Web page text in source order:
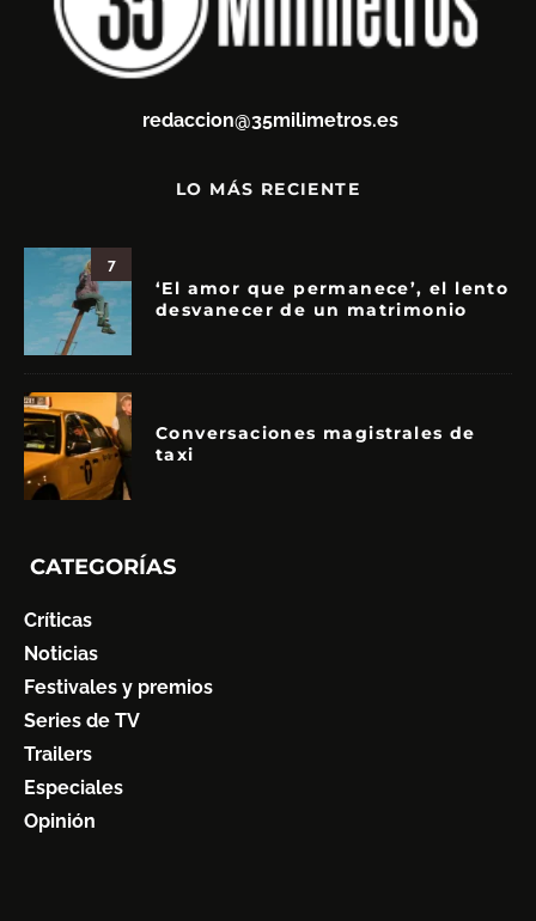
redaccion@35milimetros.es
LO MÁS RECIENTE
7
‘El amor que permanece’, el lento
desvanecer de un matrimonio
Conversaciones magistrales de
taxi
CATEGORÍAS
Críticas
Noticias
Festivales y premios
Series de TV
Trailers
Especiales
Opinión